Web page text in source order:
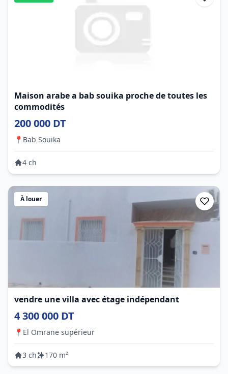
Maison arabe a bab souika proche de toutes les
commodités
200 000 DT
📍 Bab Souika
4 ch
À louer
vendre une villa avec étage indépendant
4 300 000 DT
📍 El Omrane supérieur
3 ch 170 m²